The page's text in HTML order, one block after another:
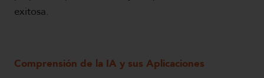
exitosa.
Comprensión de la IA y sus Aplicaciones